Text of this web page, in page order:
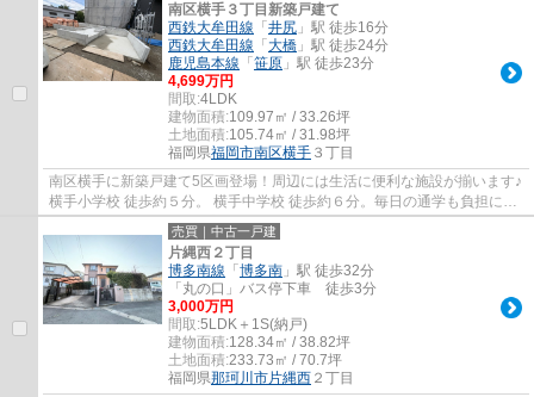
南区横手３丁目新築戸建て
西鉄大牟田線 「 井尻 」駅 徒歩16分
西鉄大牟田線 「 大橋 」駅 徒歩24分
鹿児島本線 「 笹原 」駅 徒歩23分
4,699万円
間取:4LDK
建物面積:109.97㎡ / 33.26坪
土地面積:105.74㎡ / 31.98坪
福岡県福岡市南区横手 ３丁目
南区横手に新築戸建て5区画登場！周辺には生活に便利な施設が揃います♪
横手小学校 徒歩約５分。 横手中学校 徒歩約６分。毎日の通学も負担にな
りすぎない距離感。★★店舗は博多南駅から...
売買｜中古一戸建
片縄西２丁目
博多南線 「 博多南 」駅 徒歩32分
「丸の口」バス停下車 徒歩3分
3,000万円
間取:5LDK＋1S(納戸)
建物面積:128.34㎡ / 38.82坪
土地面積:233.73㎡ / 70.7坪
福岡県那珂川市片縄西 ２丁目